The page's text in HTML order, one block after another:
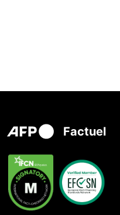
Factuel